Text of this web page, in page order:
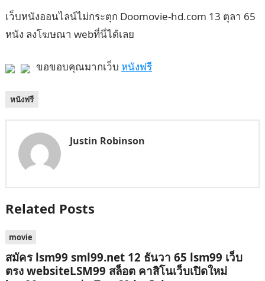
เว็บหนังออนไลน์ไม่กระตุก Doomovie-hd.com 13 ตุลา 65
หนัง ลงโฆษณา webที่นี่ได้เลย
ขอขอบคุณมากเว็บ หนังฟรี
หนังฟรี
Justin Robinson
Related Posts
movie
สมัคร lsm99 sml99.net 12 ธันวา 65 lsm99 เว็บ
ตรง websiteLSM99 สล็อต คาสิโนเว็บเปิดใหม่